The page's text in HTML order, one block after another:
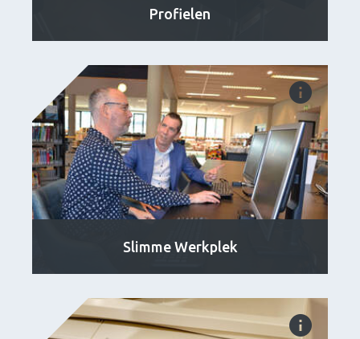
Profielen
Slimme Werkplek